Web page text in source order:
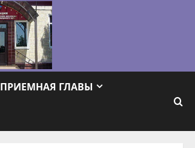
ПРИЕМНАЯ ГЛАВЫ